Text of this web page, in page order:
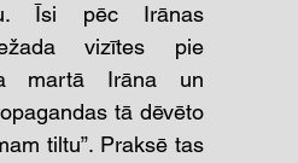
Īsi pēc Irānas
vizītes pie
martā Irāna un
tā dēvēto
tiltu”. Praksē tas